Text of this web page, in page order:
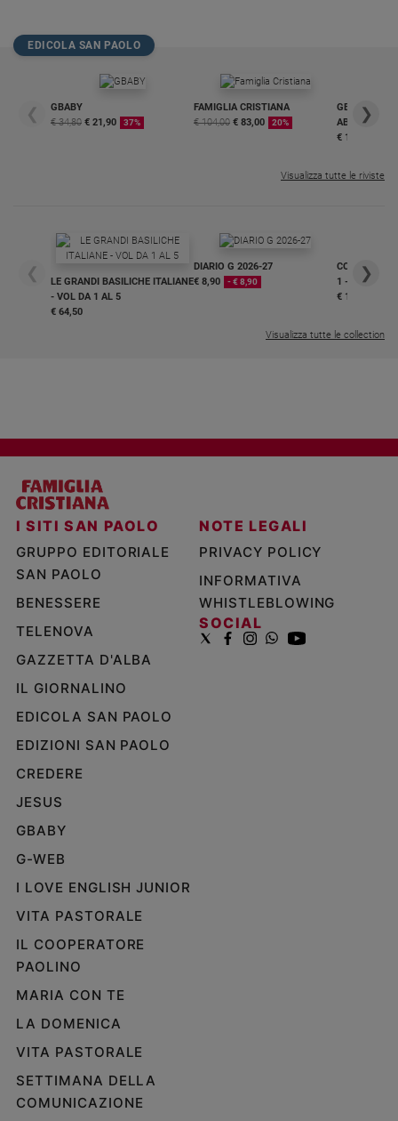
EDICOLA SAN PAOLO
❮
GBABY
€ 34,80 € 21,90 37%
FAMIGLIA CRISTIANA
€ 104,00 € 83,00 20%
GBABY
€ 16,99
❯
Visualizza tutte le riviste
❮
LE GRANDI BASILICHE ITALIANE
- VOL DA 1 AL 5
€ 64,50
DIARIO G 2026-27
€ 8,90
- € 8,90
COLLANA
1 - 2
€ 18,50
❯
Visualizza tutte le collection
I SITI SAN PAOLO
GRUPPO EDITORIALE
SAN PAOLO
BENESSERE
TELENOVA
GAZZETTA D'ALBA
IL GIORNALINO
EDICOLA SAN PAOLO
EDIZIONI SAN PAOLO
CREDERE
JESUS
GBABY
G-WEB
I LOVE ENGLISH JUNIOR
VITA PASTORALE
IL COOPERATORE
PAOLINO
MARIA CON TE
LA DOMENICA
VITA PASTORALE
SETTIMANA DELLA
COMUNICAZIONE
NOTE LEGALI
PRIVACY POLICY
INFORMATIVA
WHISTLEBLOWING
SOCIAL